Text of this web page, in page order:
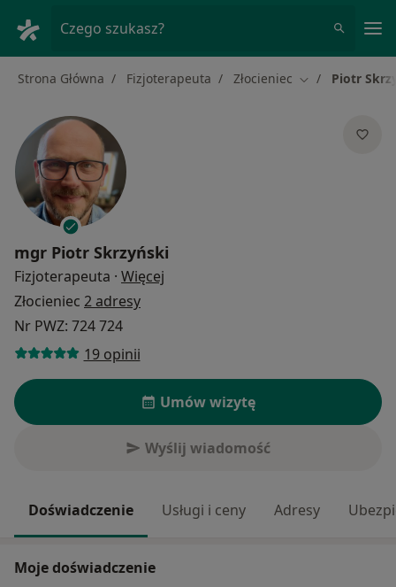
Czego szukasz?
Strona Główna Fizjoterapeuta Złocieniec Zmień miasto
Piotr
mgr Piotr Skrzyński
Fizjoterapeuta · Więcej
Złocieniec 2 adresy
Nr PWZ: 724 724
19 opinii
Umów wizytę
Wyślij wiadomość
Doświadczenie Usługi i ceny Adresy
Moje doświadczenie